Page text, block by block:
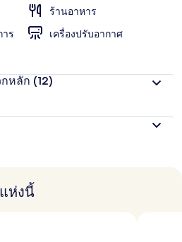
ร้านอาหาร
ร
เครื่องปรับอากาศ
หลัก (12)
ห่งนี้